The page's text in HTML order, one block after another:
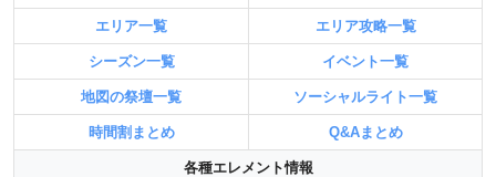
エリア一覧 エリア攻略一覧
シーズン一覧 イベント一覧
地図の祭壇一覧 ソーシャルライト一覧
時間割まとめ Q&Aまとめ
各種エレメント情報